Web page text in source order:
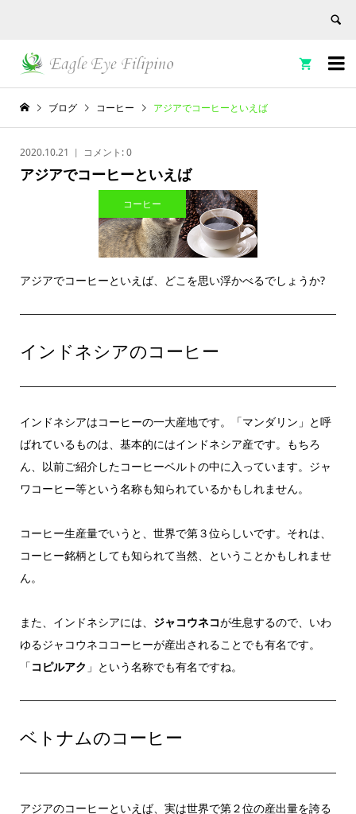


ブログ コーヒー アジアでコーヒーといえば
2020.10.21 コメント:0
アジアでコーヒーといえば
コーヒー
アジアでコーヒーといえば、どこを思い浮かべるでしょうか?
インドネシアのコーヒー
インドネシアはコーヒーの一大産地です。「マンダリン」と呼
ばれているものは、基本的にはインドネシア産です。もちろ
ん、以前ご紹介したコーヒーベルトの中に入っています。ジャ
ワコーヒー等という名称も知られているかもしれません。
コーヒー生産量でいうと、世界で第３位らしいです。それは、
コーヒー銘柄としても知られて当然、ということかもしれませ
ん。
また、インドネシアには、 ジャコウネコが生息するので、いわ
ゆるジャコウネココーヒーが産出されることでも有名です。
「コピルアク 」という名称でも有名ですね。
ベトナムのコーヒー
アジアのコーヒーといえば、実は世界で第２位の産出量を誇る